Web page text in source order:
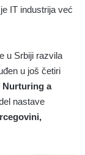
IT industrija već
u Srbiji razvila
u još četiri
a
nastave